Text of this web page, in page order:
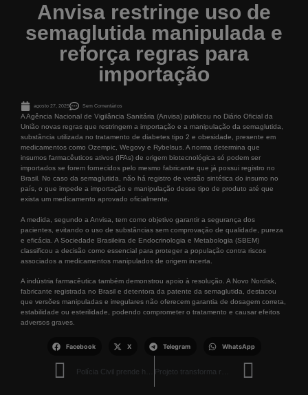
Anvisa restringe uso de
semaglutida manipulada e
reforça regras para
importação
agosto 27, 2025 Sem Comentários
A Agência Nacional de Vigilância Sanitária (Anvisa) publicou no Diário Oficial da
União novas regras que restringem a importação e a manipulação da semaglutida,
substância utilizada no tratamento de diabetes tipo 2 e obesidade, presente em
medicamentos como Ozempic, Wegovy e Rybelsus. A norma determina que
insumos farmacêuticos ativos (IFAs) de origem biotecnológica só podem ser
importados se forem fornecidos pelo mesmo fabricante que já possui registro no
Brasil. No caso da semaglutida, não há registro de versão sintética do insumo no
país, o que impede a importação e manipulação desse tipo de produto até que
exista um medicamento aprovado oficialmente.
A medida, segundo a Anvisa, tem como objetivo garantir a segurança dos
pacientes, evitando o uso de substâncias sem comprovação de qualidade, pureza
e eficácia. A Sociedade Brasileira de Endocrinologia e Metabologia (SBEM)
classificou a decisão como essencial para proteger a população contra riscos
associados a medicamentos manipulados de origem incerta.
A indústria farmacêutica também demonstrou apoio à resolução. A Novo Nordisk,
fabricante registrada no Brasil e detentora da patente da semaglutida, destacou
que versões manipuladas e irregulares não oferecem garantia de dosagem correta,
estabilidade ou esterilidade, podendo comprometer o tratamento e causar efeitos
adversos graves.
Facebook X Telegram WhatsApp